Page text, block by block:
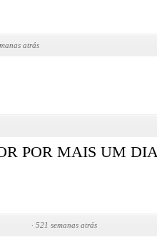
atrás
POR MAIS UM
· 521 semanas atrás